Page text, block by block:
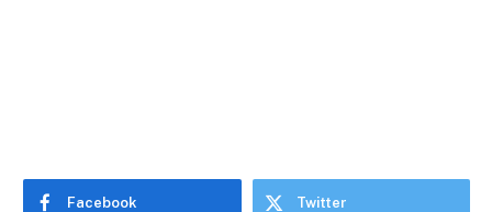
Facebook Twitter